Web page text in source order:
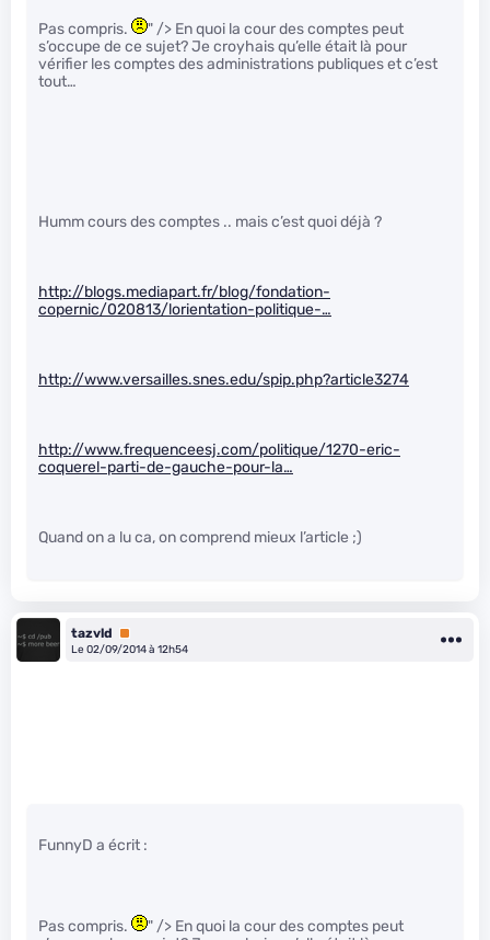
Pas compris.
" /> En quoi la cour des comptes peut
s’occupe de ce sujet? Je croyhais qu’elle était là pour
vérifier les comptes des administrations publiques et c’est
tout…
Humm cours des comptes .. mais c’est quoi déjà ?
http://blogs.mediapart.fr/blog/fondation-
copernic/020813/lorientation-politique-…
http://www.versailles.snes.edu/spip.php?article3274
http://www.frequenceesj.com/politique/1270-eric-
coquerel-parti-de-gauche-pour-la…
Quand on a lu ca, on comprend mieux l’article ;)
tazvld
Premium
Le 02/09/2014 à 12h54
FunnyD a écrit :
Pas compris.
" /> En quoi la cour des comptes peut